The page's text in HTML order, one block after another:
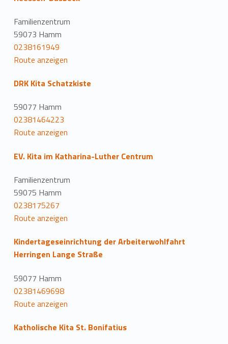
Familienzentrum
59073 Hamm
0238161949
Route anzeigen
DRK Kita Schatzkiste
59077 Hamm
02381464223
Route anzeigen
EV. Kita im Katharina-Luther Centrum
Familienzentrum
59075 Hamm
0238175267
Route anzeigen
Kindertageseinrichtung der Arbeiterwohlfahrt
Herringen Lange Straße
59077 Hamm
02381469698
Route anzeigen
Katholische Kita St. Bonifatius